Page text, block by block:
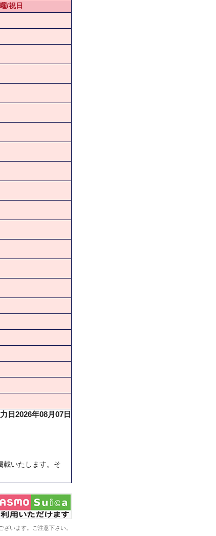
/祝日
日2026年08月07日
載いたします。そ
います。ご注意下さい。